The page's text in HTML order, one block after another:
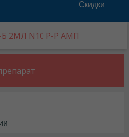
Скидки
2МЛ N10 Р-Р АМП